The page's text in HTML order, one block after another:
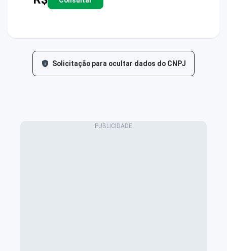
Solicitação para ocultar dados do CNPJ